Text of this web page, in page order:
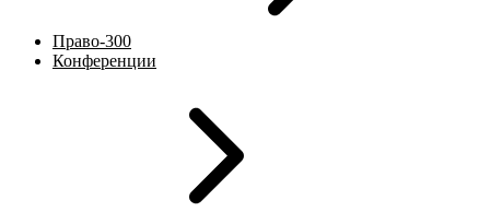
Право-300
Конференции